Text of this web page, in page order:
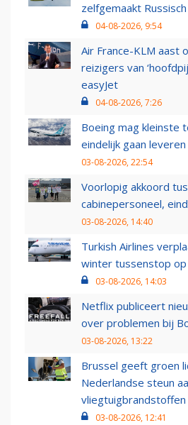
zelfgemaakt
04-08-2026, 9:54
Air France-KLM aast
reizigers van
easyJet
04-08-2026, 7:26
Boeing mag kleinste
eindelijk gaan leveren
03-08-2026, 22:54
Voorlopig akkoord
cabinepersoneel,
03-08-2026, 14:40
Turkish Airlines
winter tussenstop
03-08-2026, 14:03
Netflix publiceert
over problemen bij
03-08-2026, 13:22
Brussel geeft groen
Nederlandse steun
vliegtuigbrandstoffen
03-08-2026, 12:41